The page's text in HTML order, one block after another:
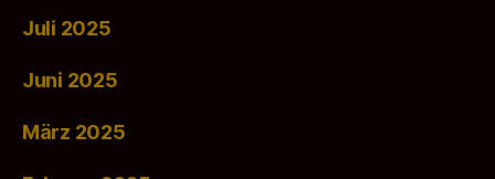
Juli 2025
Juni 2025
März 2025